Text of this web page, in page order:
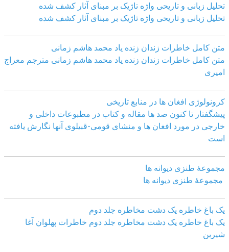
تحلیل زبانی و تاریحی واژه تاژیک بر مبنای آثار کشف شده
تحلیل زبانی و تاریحی واژه تاژیک بر مبنای آثار کشف شده
متن کامل خاطرات زندان زنده یاد محمد هاشم زمانی
متن کامل خاطرات زندان زنده یاد محمد هاشم زمانی مترجم معراج
امیری
کرونولوژی افغان ھا در منابع تاریخی
پیشگفتار تا کنون صد ھا مقاله و کتاب در مطبوعات داخلی و
خارجی در مورد افغان ھا و منشای قومی-قبیلوی آنھا نگارش یافته
است
مجموعهٔ طنزی دیوانه ها
مجموعهٔ طنزی دیوانه ها
یک باغ خاطره یک دشت مخاطره جلد دوم
یک باغ خاطره یک دشت مخاطره جلد دوم خاطرات پهلوان آغا
شیرین